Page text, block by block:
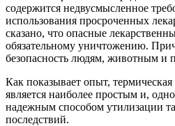
содержится недвусмысленное
использования просроченных
сказано, что опасные
обязательному уничтожению.
безопасность людям, животным и
Как показывает опыт,
является наиболее простым и,
надежным способом утилизации
последствий.